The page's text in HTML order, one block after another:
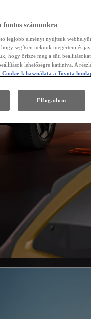
fontos számunkra
legjobb élményt nyújtsuk
segítsen nekünk megérteni és
hogy őrizze meg a süti
lehetőségre kattintva. A
Cookie-k használata a Toyota
Elfogadom